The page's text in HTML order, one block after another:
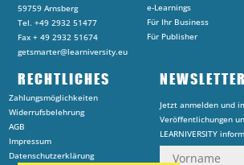
59759 Arnsberg
Tel. +49 2932 51477
Fax + 49 2932 51674
getsmarter@learniversity.eu
e-Learnings
Für Ihr Business
Für Publisher
RECHTLICHES
Zahlungsmöglichkeiten
Widerrufsbelehrung
AGB
Impressum
Datenschutzerklärung
NEWSLETTER
Jetzt anmelden und
Veröffentlichungen
LEARNIVERSITY